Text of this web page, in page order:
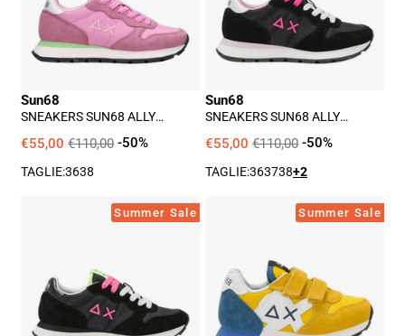
-
Rosa
Sun68
SNEAKERS SUN68 ALLY
€55,00 €110,00 -50%
TAGLIE:3638
-
Nero
Sun68
SNEAKERS SUN68 ALLY
€55,00 €110,00 -50%
TAGLIE:363738+2
Sneakers
Donna
-
Nero
Summer Sale
Sneakers
Solid
Bimbo
-
Summer Sale